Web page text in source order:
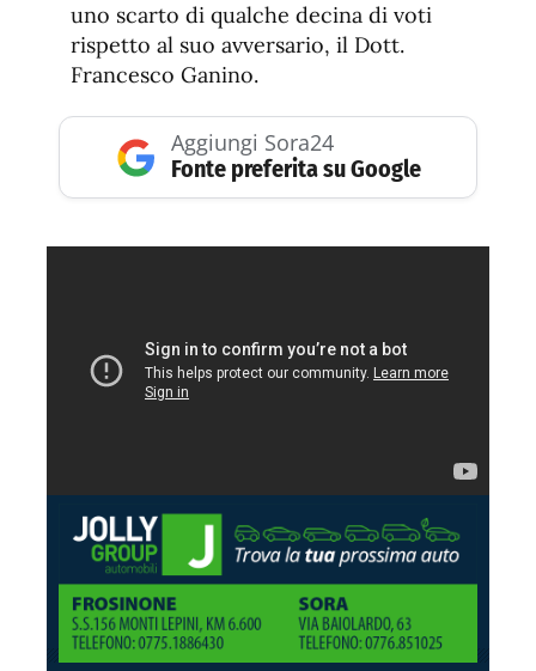
uno scarto di qualche decina di voti
rispetto al suo avversario, il Dott.
Francesco Ganino.
Aggiungi Sora24
Fonte preferita su Google